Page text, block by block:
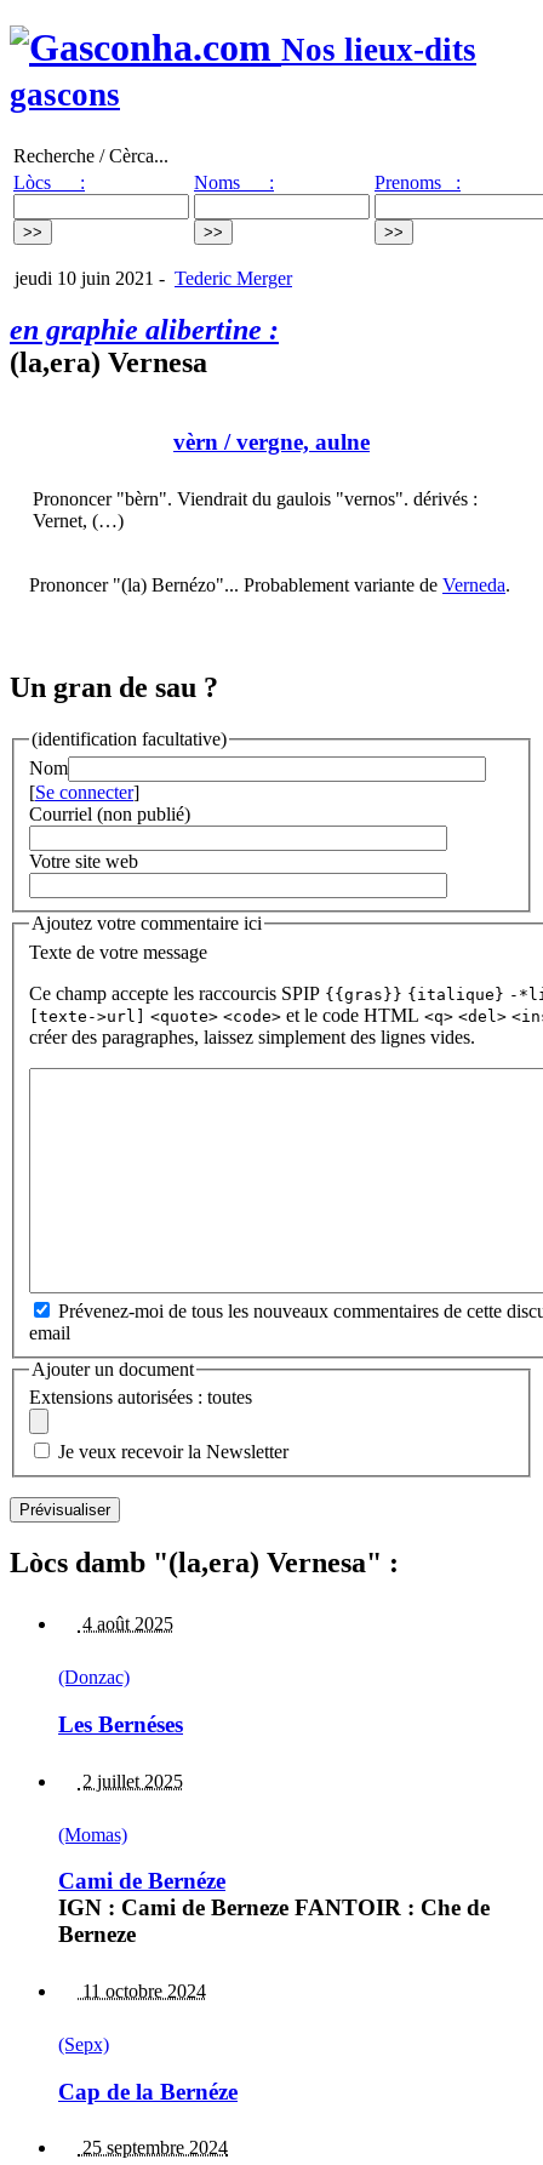
Nos lieux-dits
gascons
Recherche / Cèrca...
Lòcs :
Noms : Prenoms :
jeudi 10 juin 2021 - Tederic Merger
en graphie alibertine :
(la,era) Vernesa
vèrn / vergne, aulne
Prononcer "bèrn". Viendrait du gaulois "vernos". dérivés :
Vernet, (…)
Prononcer "(la) Bernézo"... Probablement variante de Verneda.
Un gran de sau ?
(identification facultative)
Nom
[Se connecter]
Courriel (non publié)
Votre site web
Ajoutez votre commentaire ici
Texte de votre message
Ce champ accepte les raccourcis SPIP {{gras}} {italique} -
[texte->url] <quote> <code> et le code HTML <q> <del>
créer des paragraphes, laissez simplement des lignes vides.
Prévenez-moi de tous les nouveaux commentaires de cette
email
Ajouter un document
Extensions autorisées : toutes
Je veux recevoir la Newsletter
Lòcs damb "(la,era) Vernesa" :
4 août 2025
(Donzac)
Les Bernéses
2 juillet 2025
(Momas)
Cami de Bernéze
IGN : Cami de Berneze FANTOIR : Che de
Berneze
11 octobre 2024
(Sepx)
Cap de la Bernéze
25 septembre 2024